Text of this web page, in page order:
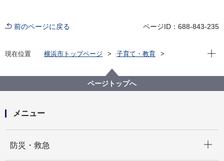
前のページに戻る ページID：688-843-235
現在位置 横浜市トップページ
子育て・教育
親と子のつどいの広場
現在
ページトップへ
メニュー
防災・救急